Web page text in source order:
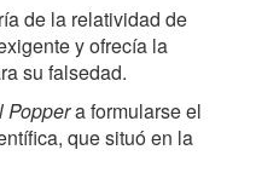
de la relatividad de
y ofrecía la
su falsedad.
Poppera formularse el
que situó en la